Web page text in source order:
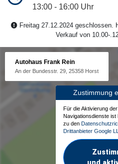
13:00 - 16:00 Uhr
Freitag 27.12.2024 geschlossen.
Verkauf von 10.00-
Autohaus Frank Rein
An der Bundesstr. 29, 25358 Horst
Zustimmung
Für die Aktivierung
Navigationsdienste ist
zu den
Drittanbieter Google